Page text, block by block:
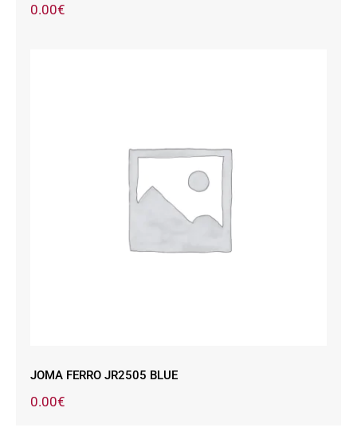
0.00€
JOMA FERRO JR2505 BLUE
JOMA FERRO JR2505 BLUE
0.00€